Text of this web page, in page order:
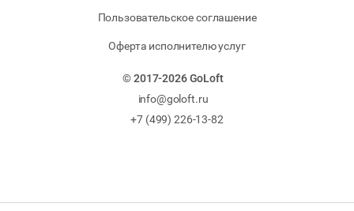
Пользовательское соглашение
Оферта исполнителю услуг
© 2017-2026 GoLoft
info@goloft.ru
+7 (499) 226-13-82